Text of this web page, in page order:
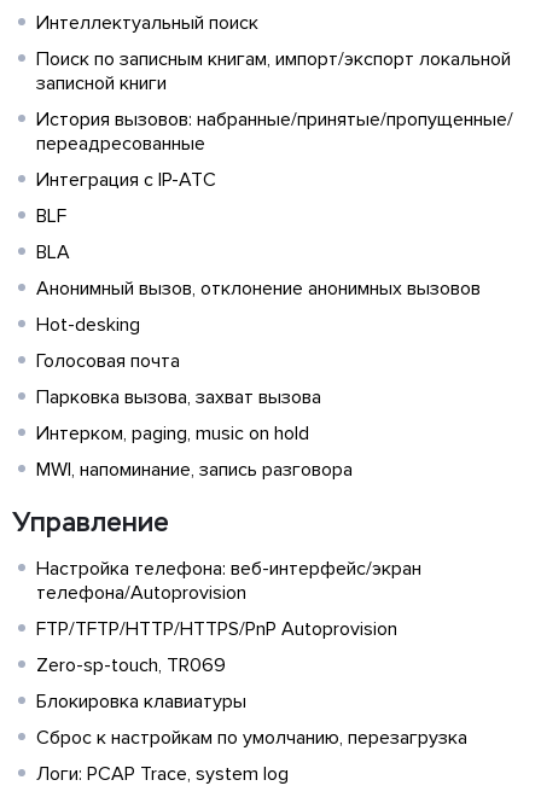
Интеллектуальный поиск
Поиск по записным книгам, импорт/экспорт локальной
записной книги
История вызовов: набранные/принятые/пропущенные/
переадресованные
Интеграция с IP-АТС
BLF
BLA
Анонимный вызов, отклонение анонимных вызовов
Hot-desking
Голосовая почта
Парковка вызова, захват вызова
Интерком, paging, music on hold
MWI, напоминание, запись разговора
Управление
Настройка телефона: веб-интерфейс/экран
телефона/Autoprovision
FTP/TFTP/HTTP/HTTPS/PnP Autoprovision
Zero-sp-touch, TR069
Блокировка клавиатуры
Сброс к настройкам по умолчанию, перезагрузка
Логи: PCAP Trace, system log